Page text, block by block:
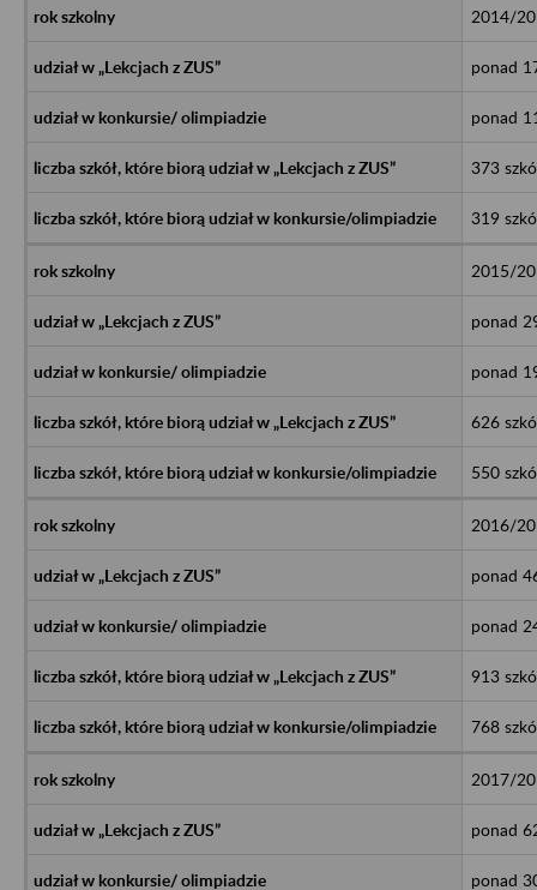
2014/
ponad
ponad
373
319
2015/
ponad
ponad
626
550
2016/
ponad
ponad
913
768
2017/
ponad
ponad